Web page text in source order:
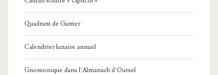
Quadrant de Gunter
Calendrier lunaire annuel
Gnomonique dans l’Almanach d’Oursel